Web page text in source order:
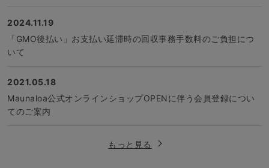
2024.11.19
「GMO後払い」お支払い延滞時の回収事務手数料のご負担につ
いて
2021.05.18
Maunaloa公式オンラインショップOPENに伴う会員登録につい
てのご案内
もっと見る